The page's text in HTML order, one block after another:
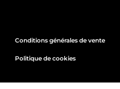
Conditions générales de vente
Politique de cookies